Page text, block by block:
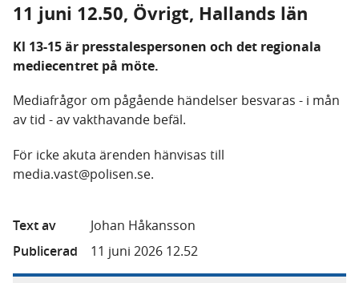
11 juni 12.50, Övrigt, Hallands län
Kl 13-15 är presstalespersonen och det regionala
mediecentret på möte.
Mediafrågor om pågående händelser besvaras - i mån
av tid - av vakthavande befäl.
För icke akuta ärenden hänvisas till
media.vast@polisen.se.
Text av
Johan Håkansson
Publicerad
11 juni 2026 12.52